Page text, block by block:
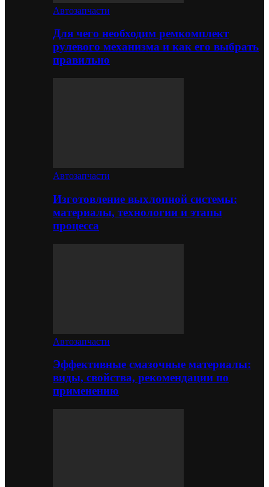
Автозапчасти
Для чего необходим ремкомплект
рулевого механизма и как его выбрать
правильно
Автозапчасти
Изготовление выхлопной системы:
материалы, технологии и этапы
процесса
Автозапчасти
Эффективные смазочные материалы:
виды, свойства, рекомендации по
применению